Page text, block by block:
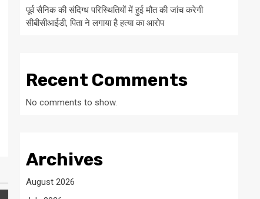
पूर्व सैनिक की संदिग्ध परिस्थितियों में हुई मौत की जांच करेगी
सीबीसीआईडी, पिता ने लगाया है हत्या का आरोप
Recent Comments
No comments to show.
Archives
August 2026